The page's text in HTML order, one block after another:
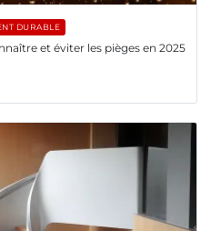
DURABLE
et éviter les pièges en 2025